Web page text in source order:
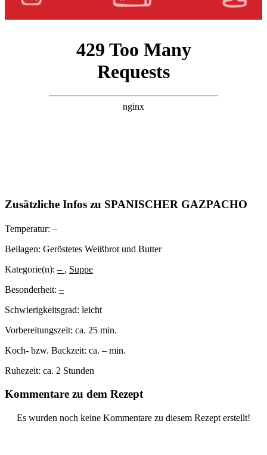
Zusätzliche Infos zu SPANISCHER GAZPACHO
Temperatur: –
Beilagen: Geröstetes Weißbrot und Butter
Kategorie(n): – , Suppe
Besonderheit: –
Schwierigkeitsgrad: leicht
Vorbereitungszeit: ca. 25 min.
Koch- bzw. Backzeit: ca. – min.
Ruhezeit: ca. 2 Stunden
Kommentare zu dem Rezept
Es wurden noch keine Kommentare zu diesem Rezept erstellt!